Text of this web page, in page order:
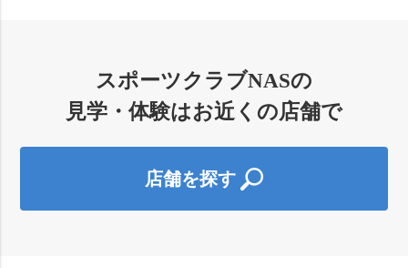
スポーツクラブNASの
見学・体験はお近くの店舗で
店舗を探す